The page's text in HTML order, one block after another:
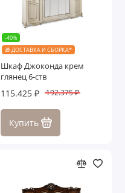
-40%
🎁 ДОСТАВКА И СБОРКА*
Шкаф Джоконда крем
глянец 6-ств
115.425 ₽ 192.375 ₽
Купить